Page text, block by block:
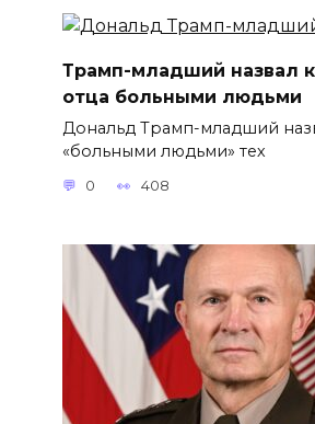
Трамп-младший назвал
отца больными людьми
Дональд Трамп-младший
«больными людьми» тех
0 408